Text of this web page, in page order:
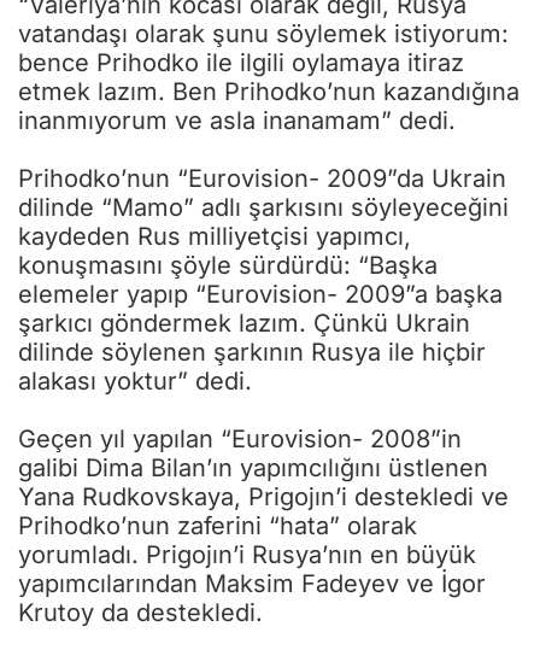
vatandaşı olarak şunu söylemek istiyorum:
bence Prihodko ile ilgili oylamaya itiraz
etmek lazım. Ben Prihodko’nun kazandığına
inanmıyorum ve asla inanamam” dedi.
Prihodko’nun “Eurovision- 2009”da Ukrain
dilinde “Mamo” adlı şarkısını söyleyeceğini
kaydeden Rus milliyetçisi yapımcı,
konuşmasını şöyle sürdürdü: “Başka
elemeler yapıp “Eurovision- 2009”a başka
şarkıcı göndermek lazım. Çünkü Ukrain
dilinde söylenen şarkının Rusya ile hiçbir
alakası yoktur” dedi.
Geçen yıl yapılan “Eurovision- 2008”in
galibi Dima Bilan’ın yapımcılığını üstlenen
Yana Rudkovskaya, Prigojın’i destekledi ve
Prihodko’nun zaferini “hata” olarak
yorumladı. Prigojın’i Rusya’nın en büyük
yapımcılarından Maksim Fadeyev ve İgor
Krutoy da destekledi.